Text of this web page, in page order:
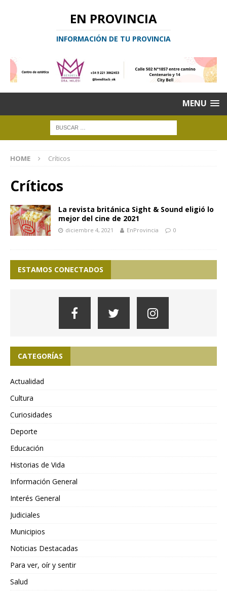
EN PROVINCIA
INFORMACIÓN DE TU PROVINCIA
MENU
HOME Críticos
Críticos
La revista británica Sight & Sound eligió lo
mejor del cine de 2021
diciembre 4, 2021 EnProvincia 0
ESTAMOS CONECTADOS
CATEGORÍAS
Actualidad
Cultura
Curiosidades
Deporte
Educación
Historias de Vida
Información General
Interés General
Judiciales
Municipios
Noticias Destacadas
Para ver, oír y sentir
Salud